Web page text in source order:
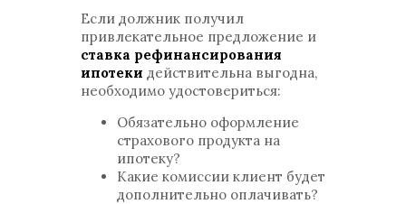
Если должник получил
привлекательное предложение и
ставка рефинансирования
ипотеки действительна выгодна,
необходимо удостовериться:
Обязательно оформление
страхового продукта на
ипотеку?
Какие комиссии клиент будет
дополнительно оплачивать?